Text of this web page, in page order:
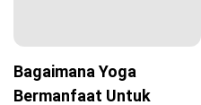
Bagaimana Yoga
Bermanfaat Untuk